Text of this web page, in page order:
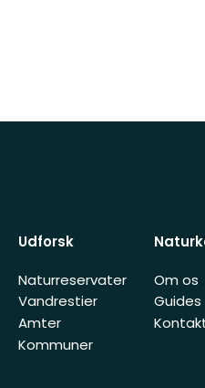
Udforsk
Naturreservater
Vandrestier
Amter
Kommuner
Om os
Guides